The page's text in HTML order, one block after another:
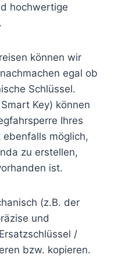
hochwertige
können wir
egal ob
Schlüssel.
Key) können
Ihres
ebenfalls möglich,
zu erstellen,
ist.
(z.B. der
und
/
bzw. kopieren.